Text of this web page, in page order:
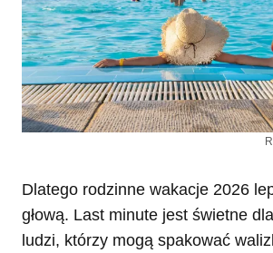
Dlatego rodzinne wakacje 2026
głową. Last minute jest świetne
ludzi, którzy mogą spakować